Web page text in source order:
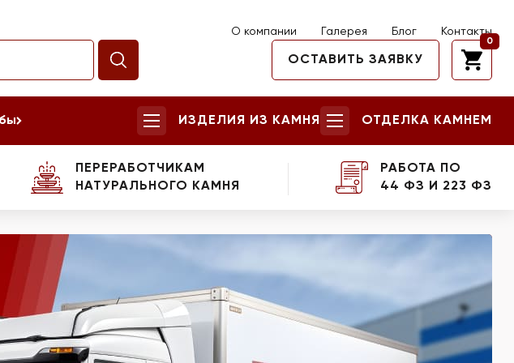
О компании Галерея Блог Контакты
ОСТАВИТЬ ЗАЯВКУ
0
ИЗДЕЛИЯ ИЗ КАМНЯ ОТДЕЛКА КАМНЕМ
ПЕРЕРАБОТЧИКАМ
НАТУРАЛЬНОГО КАМНЯ
РАБОТА ПО
44 ФЗ И 223 ФЗ